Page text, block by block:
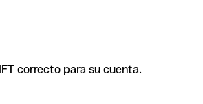
correcto para su cuenta.